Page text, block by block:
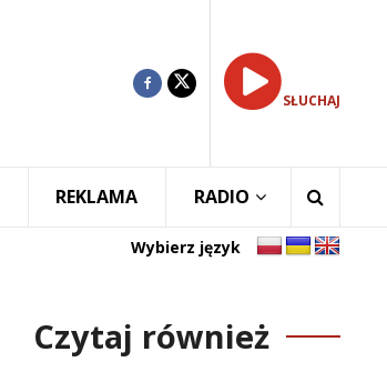
SŁUCHAJ
REKLAMA RADIO
Wybierz język
Czytaj również